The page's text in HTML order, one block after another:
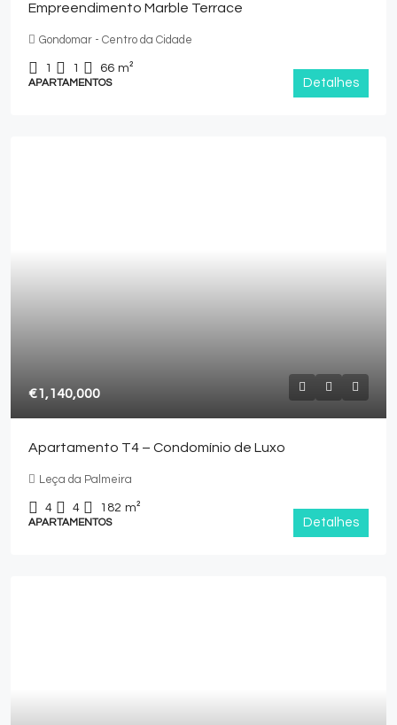
Empreendimento Marble Terrace
Gondomar - Centro da Cidade
1 1 66 m²
APARTAMENTOS Detalhes
€1,140,000
Apartamento T4 – Condomínio de Luxo
Leça da Palmeira
4 4 182 m²
APARTAMENTOS Detalhes